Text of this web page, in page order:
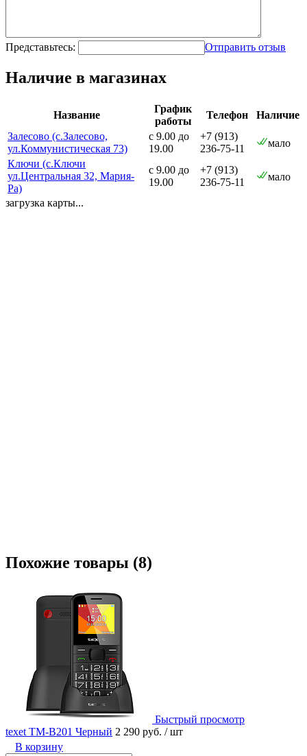
Представьтесь: Отправить отзыв
Наличие в магазинах
Название
График
работы
Телефон
Наличие
Залесово (с.Залесово,
ул.Коммунистическая 73)
с 9.00 до
19.00
+7 (913)
236-75-11
мало
Ключи (с.Ключи
ул.Центральная 32, Мария-
Ра)
с 9.00 до
19.00
+7 (913)
236-75-11
мало
загрузка карты...
Похожие товары (8)
Быстрый просмотр
texet TM-B201 Черный 2 290 руб. / шт
В корзину